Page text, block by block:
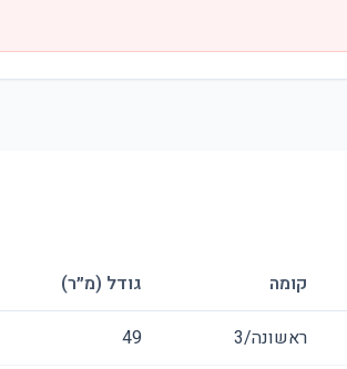
קומה גודל (מ״ר)
ראשונה/3 49